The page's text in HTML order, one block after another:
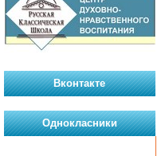
Вконтакте
Однокласники